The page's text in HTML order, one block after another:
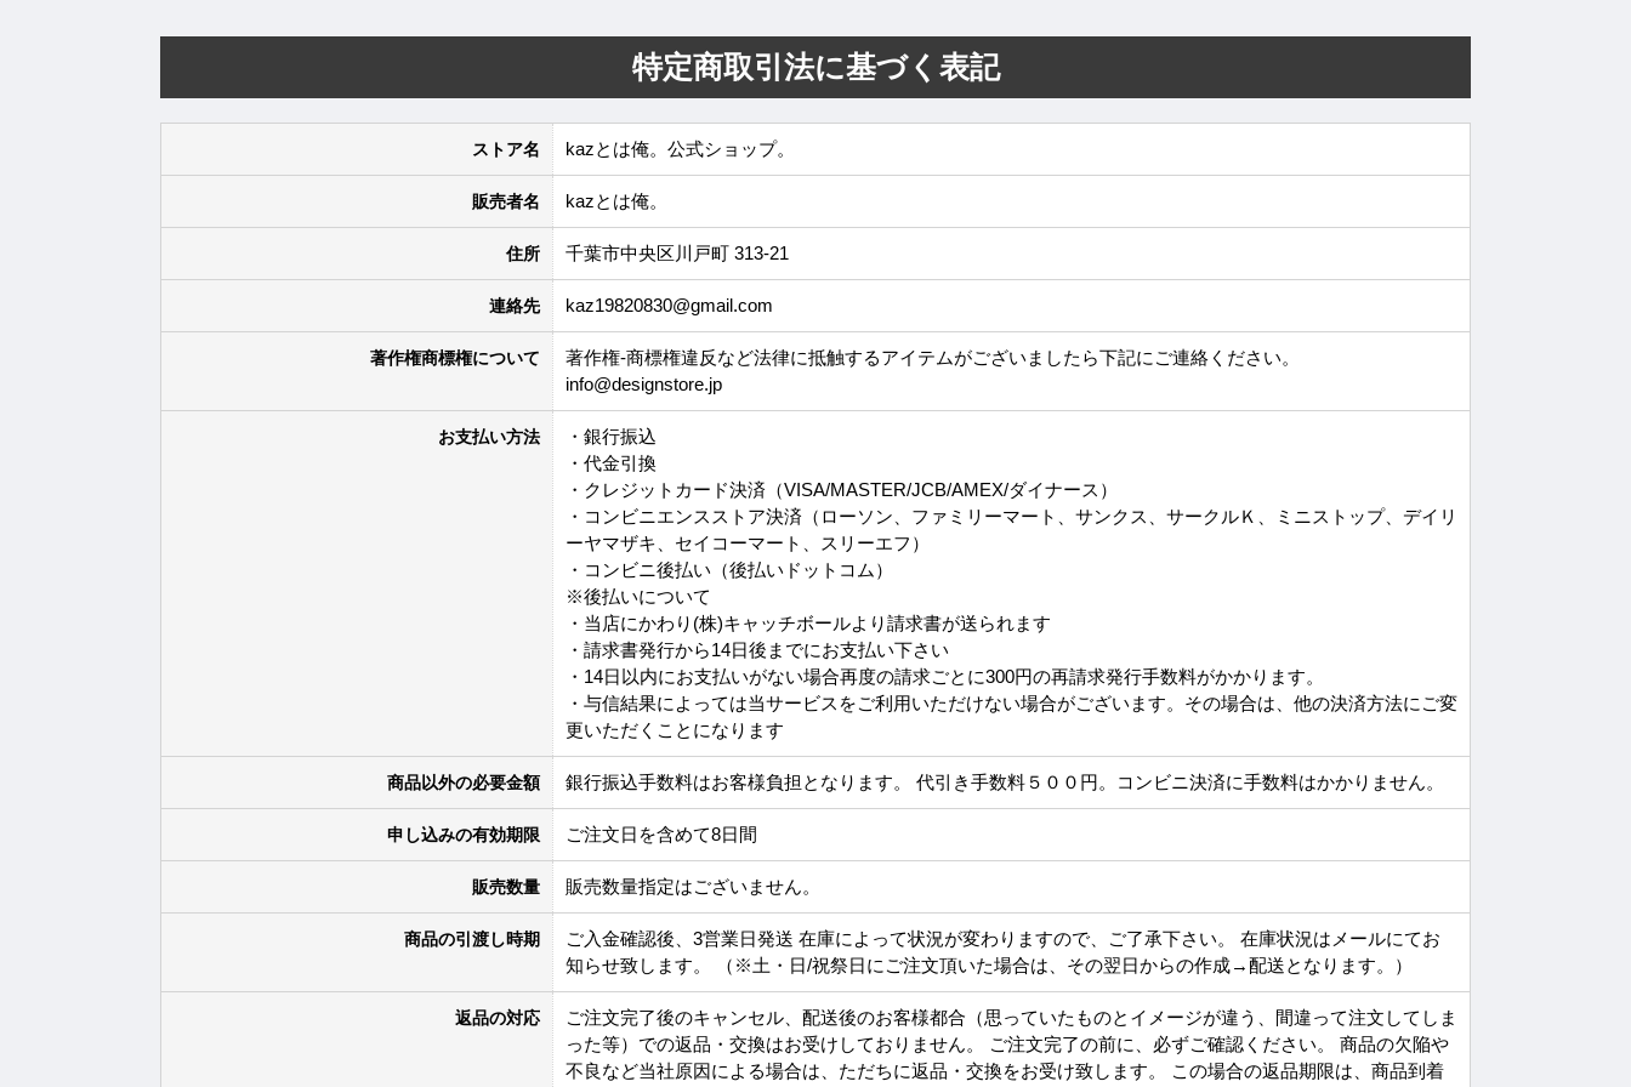
特定商取引法に基づく表記
ストア名 kazとは俺。公式ショップ。
販売者名 kazとは俺。
住所 千葉市中央区川戸町 313-21
連絡先 kaz19820830@gmail.com
著作権商標権について
著作権-商標権違反など法律に抵触するアイテムがございましたら下記にご連絡ください。
info@designstore.jp
お支払い方法
・銀行振込
・代金引換
・クレジットカード決済（VISA/MASTER/JCB/AMEX/ダイナース）
・コンビニエンスストア決済（ローソン、ファミリーマート、サンクス、サークルＫ、ミニストップ、デイリ
ーヤマザキ、セイコーマート、スリーエフ）
・コンビニ後払い（後払いドットコム）
※後払いについて
・当店にかわり(株)キャッチボールより請求書が送られます
・請求書発行から14日後までにお支払い下さい
・14日以内にお支払いがない場合再度の請求ごとに300円の再請求発行手数料がかかります。
・与信結果によっては当サービスをご利用いただけない場合がございます。その場合は、他の決済方法にご変
更いただくことになります
商品以外の必要金額 銀行振込手数料はお客様負担となります。 代引き手数料５００円。コンビニ決済に手数料はかかりません。
申し込みの有効期限 ご注文日を含めて8日間
販売数量 販売数量指定はございません。
商品の引渡し時期
ご入金確認後、3営業日発送 在庫によって状況が変わりますので、ご了承下さい。 在庫状況はメールにてお
知らせ致します。 （※土・日/祝祭日にご注文頂いた場合は、その翌日からの作成→配送となります。）
返品の対応
ご注文完了後のキャンセル、配送後のお客様都合（思っていたものとイメージが違う、間違って注文してしま
った等）での返品・交換はお受けしておりません。 ご注文完了の前に、必ずご確認ください。 商品の欠陥や
不良など当社原因による場合は、ただちに返品・交換をお受け致します。 この場合の返品期限は、商品到着